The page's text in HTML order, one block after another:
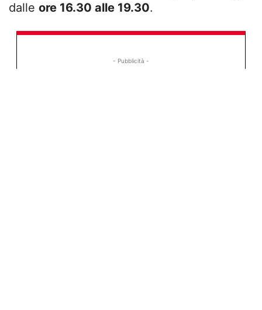
dalle ore 16.30 alle 19.30.
- Pubblicità -